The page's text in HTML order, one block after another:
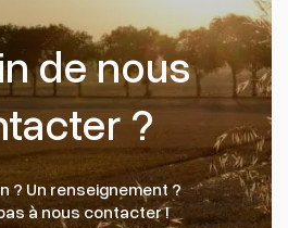
de nous
?
? Un renseignement ?
à nous contacter !